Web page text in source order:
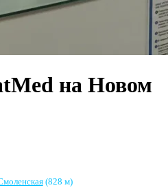
на Новом
(828 м)